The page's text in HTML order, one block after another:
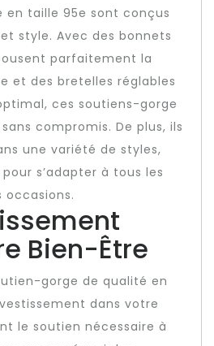
en taille 95e sont conçus
style. Avec des bonnets
parfaitement la
et des bretelles réglables
ces soutiens-gorge
compromis. De plus, ils
une variété de styles,
s’adapter à tous les
Bien-Être
gorge de qualité en
dans votre
le soutien nécessaire à